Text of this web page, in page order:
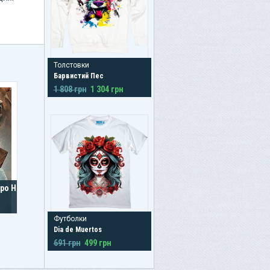
Head
Толстовки
Барвистий Пес
1 808 грн 1 304 грн
Футболки
Dia de Muertos
691 грн 499 грн